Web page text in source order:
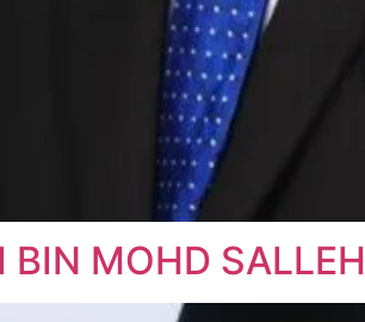
MOHD SALLEH